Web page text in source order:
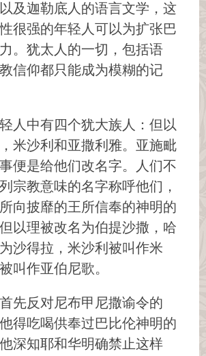
及迦勒底人的语言文学，这
很强的年轻人可以为扩张巴
。犹太人的一切，包括语
信仰都只能成为模糊的记
人中有四个犹大族人：但以
米沙利和亚撒利雅。亚施毗
便是给他们改名字。人们不
宗教意味的名字称呼他们，
向披靡的王所信奉的神明的
以理被改名为伯提沙撒，哈
沙得拉，米沙利被叫作米
叫作亚伯尼歌。
先反对尼布甲尼撒谕令的
得吃喝供奉过巴比伦神明的
深知耶和华明确禁止这样